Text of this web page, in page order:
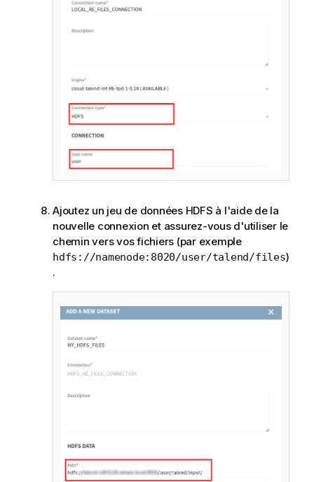
Ajoutez un jeu de données HDFS à l'aide de la
nouvelle connexion et assurez-vous d'utiliser le
chemin vers vos fichiers (par exemple
hdfs://namenode:8020/user/talend/files)
.